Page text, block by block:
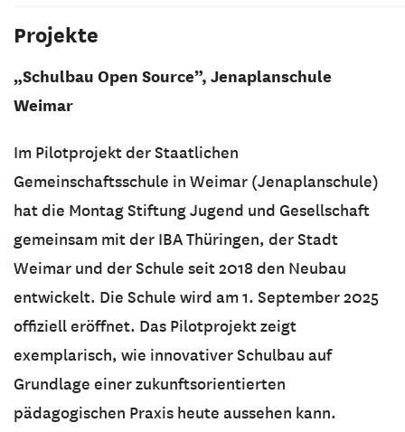
Projekte
„Schulbau Open Source”, Jenaplanschule
Weimar
Im Pilotprojekt der Staatlichen
Gemeinschaftsschule in Weimar (Jenaplanschule)
hat die Montag Stiftung Jugend und Gesellschaft
gemeinsam mit der IBA Thüringen, der Stadt
Weimar und der Schule seit 2018 den Neubau
entwickelt. Die Schule wird am 1. September 2025
offiziell eröffnet. Das Pilotprojekt zeigt
exemplarisch, wie innovativer Schulbau auf
Grundlage einer zukunftsorientierten
pädagogischen Praxis heute aussehen kann.